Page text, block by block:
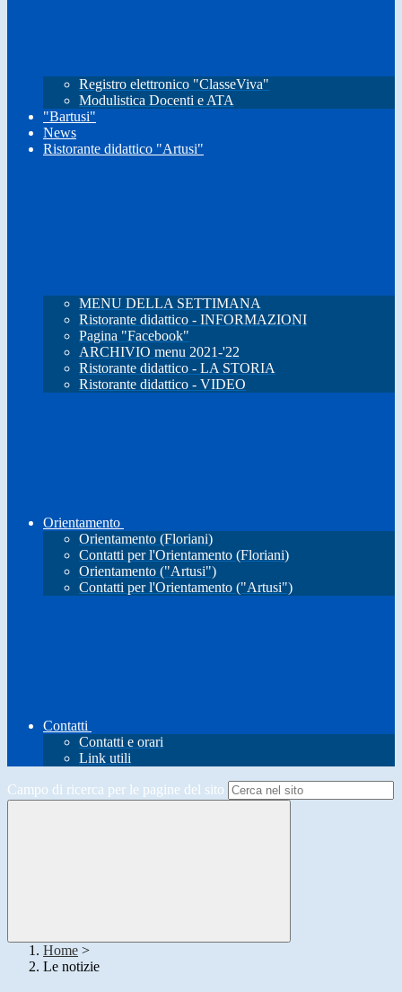
Registro elettronico "ClasseViva"
Modulistica Docenti e ATA
"Bartusi"
News
Ristorante didattico "Artusi"
MENU DELLA SETTIMANA
Ristorante didattico - INFORMAZIONI
Pagina "Facebook"
ARCHIVIO menu 2021-'22
Ristorante didattico - LA STORIA
Ristorante didattico - VIDEO
Orientamento
Orientamento (Floriani)
Contatti per l'Orientamento (Floriani)
Orientamento ("Artusi")
Contatti per l'Orientamento ("Artusi")
Contatti
Contatti e orari
Link utili
Campo di ricerca per le pagine del sito
Home >
Le notizie